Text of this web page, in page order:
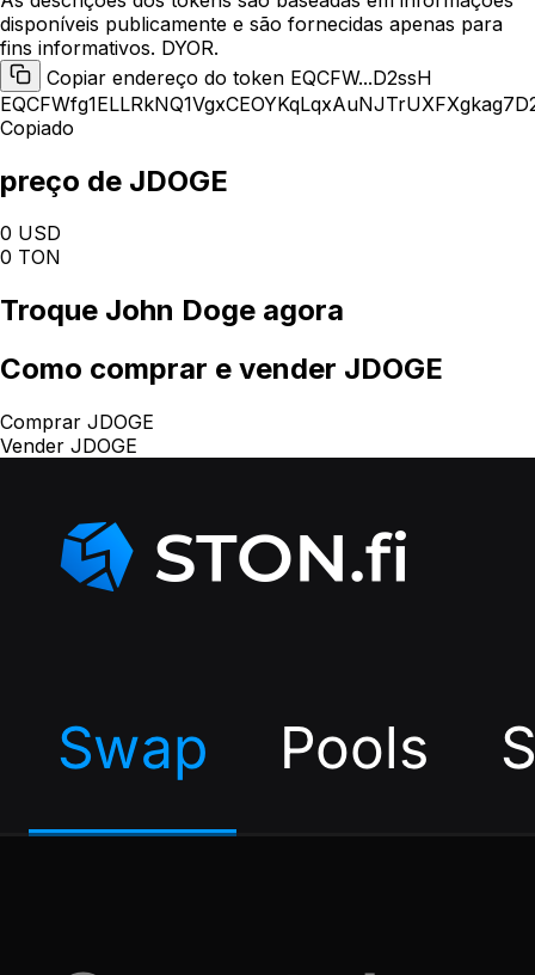
disponíveis publicamente e são fornecidas apenas para
fins informativos. DYOR.
Copiar endereço do token EQCFW...D2ssH
Copiado
preço de JDOGE
0 USD
0 TON
Troque John Doge agora
Como comprar e vender JDOGE
Comprar JDOGE
Vender JDOGE